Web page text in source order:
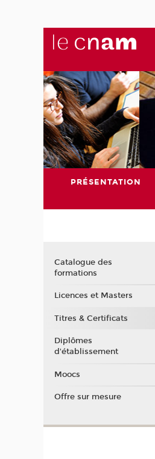
PRÉSENTATION
Catalogue des
formations
Licences et Masters
Titres & Certificats
Diplômes
d'établissement
Moocs
Offre sur mesure